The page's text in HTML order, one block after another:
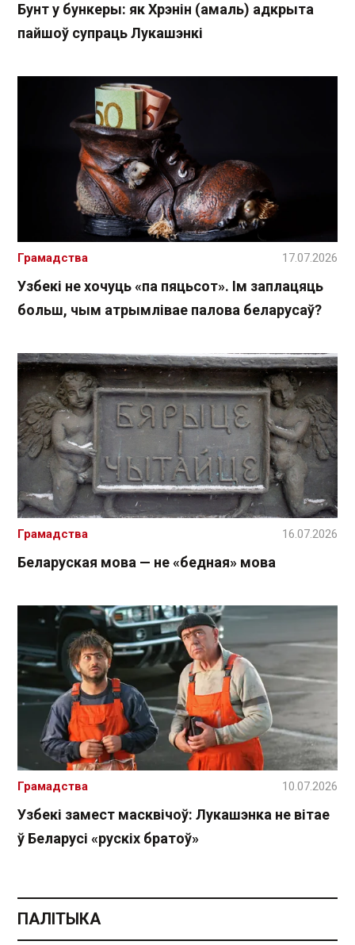
Бунт у бункеры: як Хрэнін (амаль) адкрыта
пайшоў супраць Лукашэнкі
Узбекі не хочуць «па пяцьсот». Ім заплацяць
больш, чым атрымлівае палова беларусаў?
Грамадства 17.07.2026
Беларуская мова — не «бедная» мова
Грамадства 16.07.2026
Узбекі замест масквічоў: Лукашэнка не вітае
ў Беларусі «рускіх братоў»
Грамадства 10.07.2026
ПАЛІТЫКА